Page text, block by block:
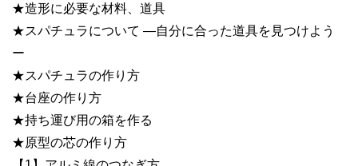
★造形に必要な材料、道具
★スパチュラについて —自分に合った道具を見つけよう
ー
★スパチュラの作り方
★台座の作り方
★持ち運び用の箱を作る
★原型の芯の作り方